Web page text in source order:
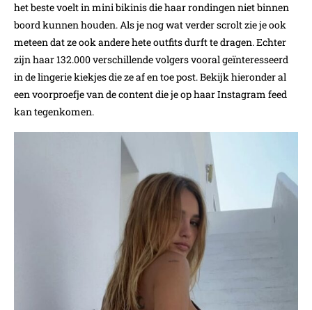
het beste voelt in mini bikinis die haar rondingen niet binnen
boord kunnen houden. Als je nog wat verder scrolt zie je ook
meteen dat ze ook andere hete outfits durft te dragen. Echter
zijn haar 132.000 verschillende volgers vooral geïnteresseerd
in de lingerie kiekjes die ze af en toe post. Bekijk hieronder al
een voorproefje van de content die je op haar Instagram feed
kan tegenkomen.